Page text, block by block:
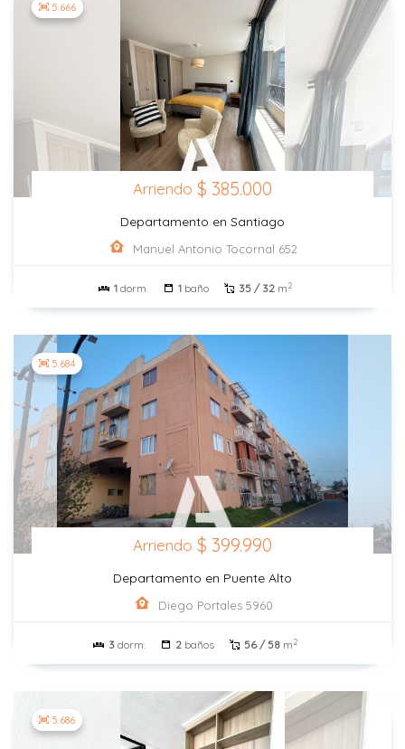
5.666
Arriendo $ 385.000
Departamento en Santiago
Manuel Antonio Tocornal 652
1 dorm. 1 baño 35 / 32 m2
5.684
Arriendo $ 399.990
Departamento en Puente Alto
Diego Portales 5960
3 dorm. 2 baños 56 / 58 m2
5.686